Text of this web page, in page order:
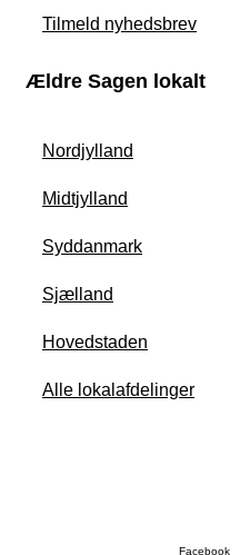
Tilmeld nyhedsbrev
Ældre Sagen lokalt
Nordjylland
Midtjylland
Syddanmark
Sjælland
Hovedstaden
Alle lokalafdelinger
Facebook